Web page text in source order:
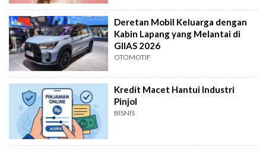
Deretan Mobil Keluarga dengan
Kabin Lapang yang Melantai di
GIIAS 2026
OTOMOTIF
Kredit Macet Hantui Industri
Pinjol
BISNIS